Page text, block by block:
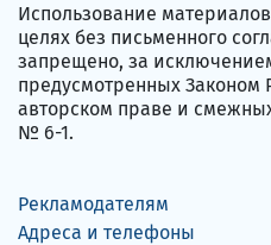
Использование
целях без письменного
запрещено, за
предусмотренных Законом
авторском праве и
№ 6-1.
Рекламодателям
Адреса и телефоны